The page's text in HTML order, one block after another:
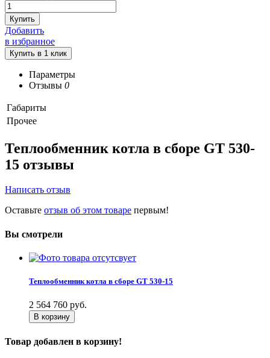
Купить
Добавить
в избранное
Параметры
Отзывы 0
Габариты
Прочее
Теплообменник котла в сборе GT 530-
15 отзывы
Написать отзыв
Оставьте отзыв об этом товаре первым!
Вы смотрели
Теплообменник котла в сборе GT 530-15
2 564 760 руб.
В корзину
Товар добавлен в корзину!